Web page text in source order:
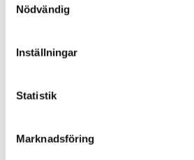
Nödvändig
Inställningar
Statistik
Marknadsföring
Fuktmätare för material som trä och